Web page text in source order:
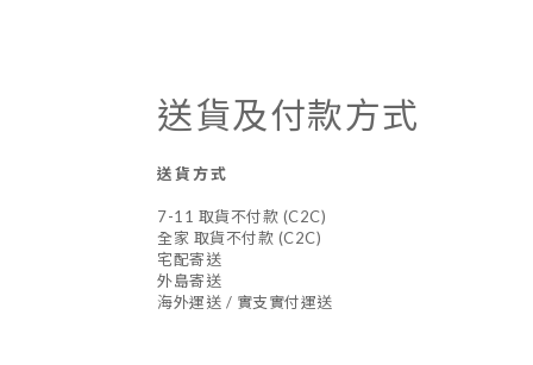
送貨及付款方式
送貨方式
7-11 取貨不付款 (C2C)
全家 取貨不付款 (C2C)
宅配寄送
外島寄送
海外運送 / 實支實付運送